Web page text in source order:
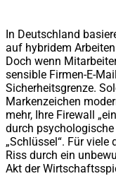
In Deutschland
auf hybridem
Doch wenn
sensible Firmen-E-
Sicherheitsgrenze.
Markenzeichen
mehr, Ihre Firewall
durch
„Schlüssel“. Für
Riss durch ein
Akt der